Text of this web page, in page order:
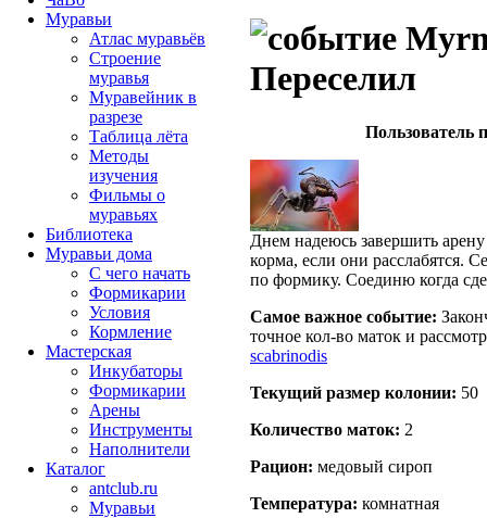
Переселил
Пользователь
Днем надеюсь завершить
корма, если они расслабятся.
по формику. Соединю когда
Самое важное событие:
точное кол-во маток и
scabrinodis
Текущий размер кoлонии: 50
Количество маток: 2
Рацион: медовый сироп
Температура: комнатная
Муравьи
Атлас муравьёв
Строение
муравья
Муравейник в
разрезе
Таблица лёта
Методы
изучения
Фильмы о
муравьях
Библиотека
Муравьи дома
С чего начать
Формикарии
Условия
Кормление
Мастерская
Инкубаторы
Формикарии
Арены
Инструменты
Наполнители
Каталог
antclub.ru
Муравьи